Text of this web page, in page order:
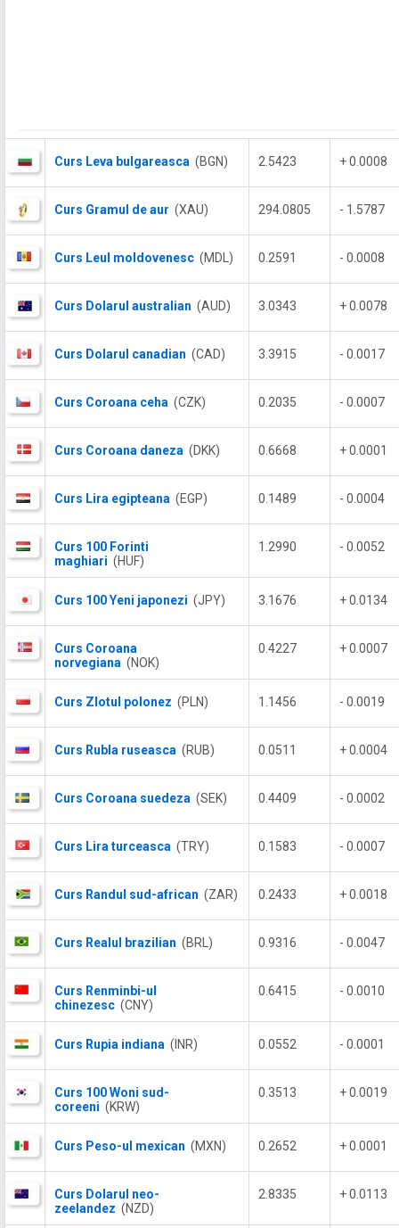
Curs Leva bulgareasca (BGN) 2.5423 + 0.0008
Curs Gramul de aur (XAU) 294.0805 - 1.5787
Curs Leul moldovenesc (MDL) 0.2591 - 0.0008
Curs Dolarul australian (AUD) 3.0343 + 0.0078
Curs Dolarul canadian (CAD) 3.3915 - 0.0017
Curs Coroana ceha (CZK) 0.2035 - 0.0007
Curs Coroana daneza (DKK) 0.6668 + 0.0001
Curs Lira egipteana (EGP) 0.1489 - 0.0004
Curs 100 Forinti
maghiari (HUF)
1.2990 - 0.0052
Curs 100 Yeni japonezi (JPY) 3.1676 + 0.0134
Curs Coroana
norvegiana (NOK)
0.4227 + 0.0007
Curs Zlotul polonez (PLN) 1.1456 - 0.0019
Curs Rubla ruseasca (RUB) 0.0511 + 0.0004
Curs Coroana suedeza (SEK) 0.4409 - 0.0002
Curs Lira turceasca (TRY) 0.1583 - 0.0007
Curs Randul sud-african (ZAR) 0.2433 + 0.0018
Curs Realul brazilian (BRL) 0.9316 - 0.0047
Curs Renminbi-ul
chinezesc (CNY)
0.6415 - 0.0010
Curs Rupia indiana (INR) 0.0552 - 0.0001
Curs 100 Woni sud-
coreeni (KRW)
0.3513 + 0.0019
Curs Peso-ul mexican (MXN) 0.2652 + 0.0001
Curs Dolarul neo-
zeelandez (NZD)
2.8335 + 0.0113